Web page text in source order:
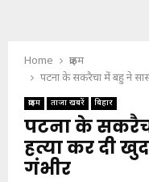
Home
क्राइम
पटना के सकरैचा में बहु ने
क्राइम ताजा खबरें बिहार
पटना के
हत्या कर दी
गंभीर